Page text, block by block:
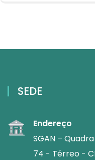
SEDE
Endereço
SGAN –
74 - Térreo -